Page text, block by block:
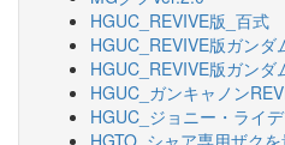
HGUC_REVIVE版_百式
HGUC_REVIVE版ガンダ
HGUC_REVIVE版ガンダ
HGUC_ガンキャノン
HGUC_ジョニー・ライ
HGTO_シャア専用ザク